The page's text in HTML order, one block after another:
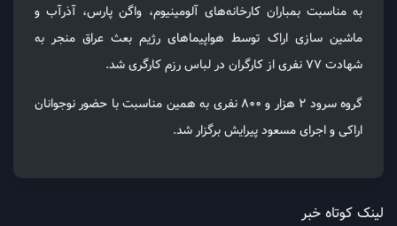
به مناسبت بمباران کارخانه‌های آلومینیوم، واگن پارس، آذرآب و
ماشین سازی اراک توسط هواپیماهای رژیم بعث عراق منجر به
شهادت ۷۷ نفری از کارگران در لباس رزم کارگری شد.
گروه سرود ۲ هزار و ۸۰۰ نفری به همین مناسبت با حضور نوجوانان
اراکی و اجرای مسعود پیرایش برگزار شد.
لینک کوتاه خبر